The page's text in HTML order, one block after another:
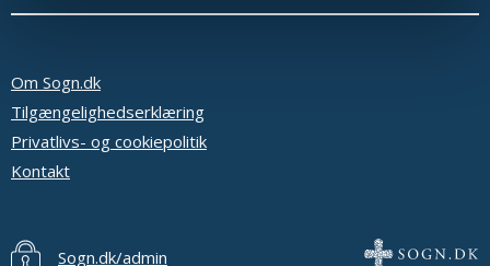
Om Sogn.dk
Tilgængelighedserklæring
Privatlivs- og cookiepolitik
Kontakt
Sogn.dk/admin